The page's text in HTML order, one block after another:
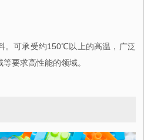
。可承受约150℃以上的高温，广泛
要求高性能的领域。